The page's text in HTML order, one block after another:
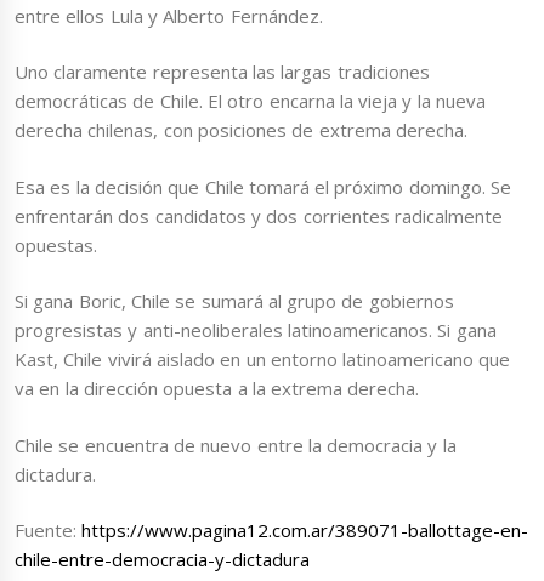
entre ellos Lula y Alberto Fernández.
Uno claramente representa las largas tradiciones
democráticas de Chile. El otro encarna la vieja y la nueva
derecha chilenas, con posiciones de extrema derecha.
Esa es la decisión que Chile tomará el próximo domingo. Se
enfrentarán dos candidatos y dos corrientes radicalmente
opuestas.
Si gana Boric, Chile se sumará al grupo de gobiernos
progresistas y anti-neoliberales latinoamericanos. Si gana
Kast, Chile vivirá aislado en un entorno latinoamericano que
va en la dirección opuesta a la extrema derecha.
Chile se encuentra de nuevo entre la democracia y la
dictadura.
Fuente:https://www.pagina12.com.ar/389071-ballottage-en-
chile-entre-democracia-y-dictadura